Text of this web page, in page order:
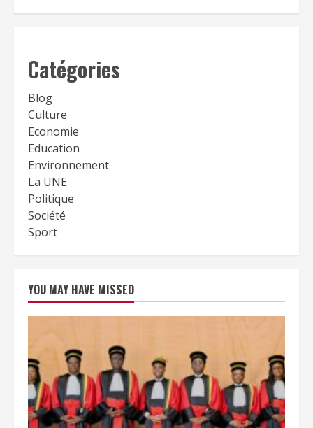
Catégories
Blog
Culture
Economie
Education
Environnement
La UNE
Politique
Société
Sport
YOU MAY HAVE MISSED